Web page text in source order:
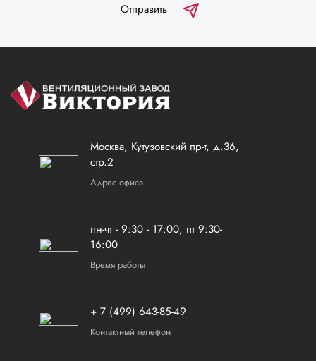
Отправить
Москва, Кутузовский пр-т, д.36,
стр.2
Адрес офиса
пн-чт - 9:30 - 17:00, пт 9:30-
16:00
Время работы
+ 7 (499) 643-85-49
Контактный телефон